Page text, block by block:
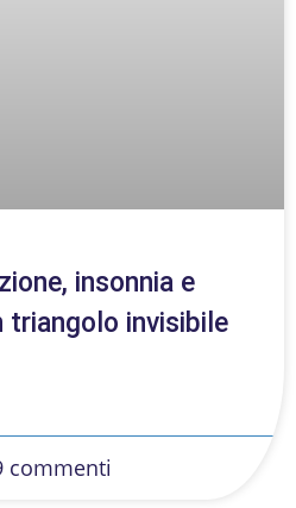
insonnia e
triangolo invisibile
commenti